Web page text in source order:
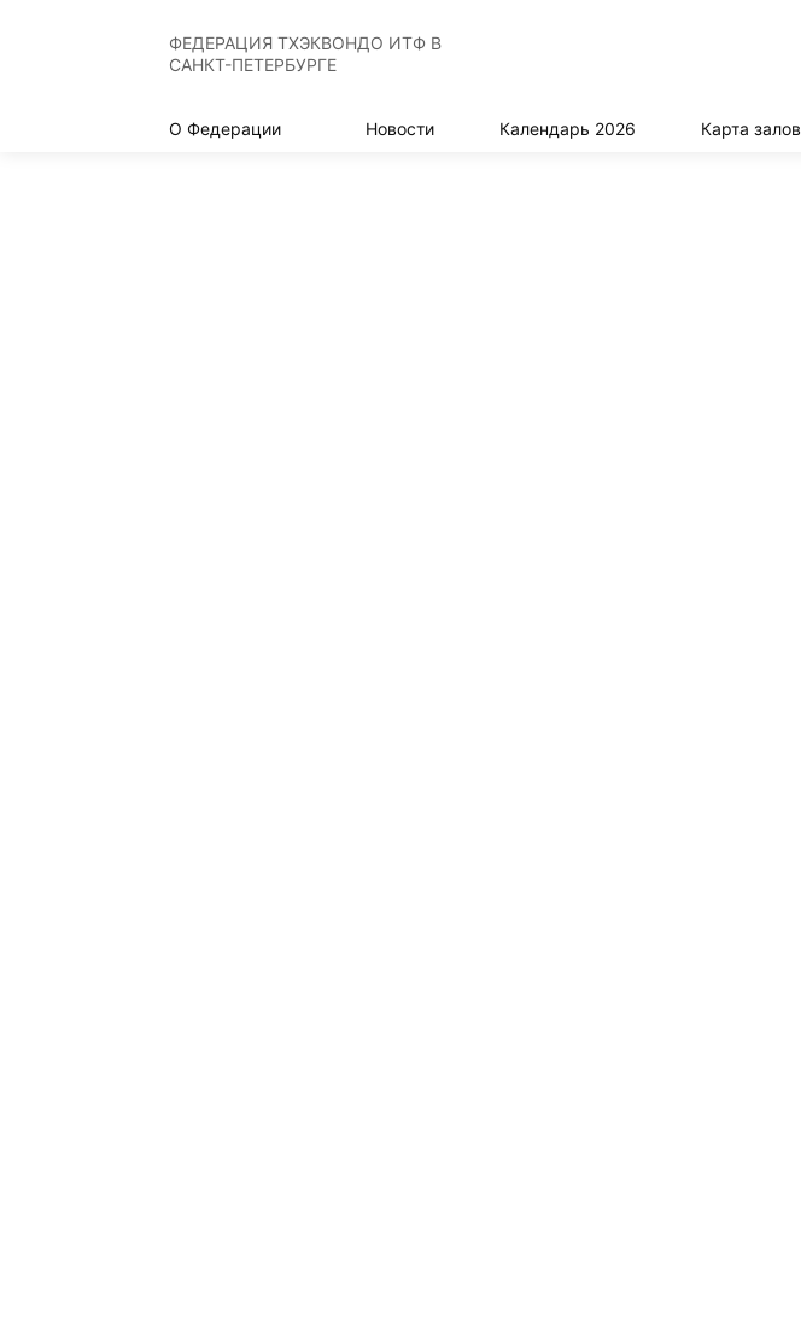
ФЕДЕРАЦИЯ ТХЭКВОНДО ИТФ В
САНКТ-ПЕТЕРБУРГЕ
О Федерации Новости Календарь 2026 Карта залов